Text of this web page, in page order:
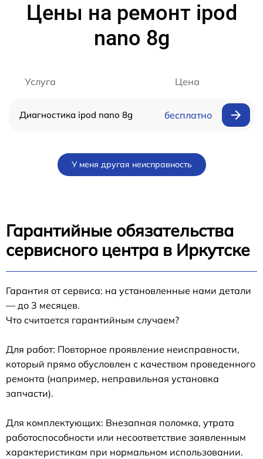
Цены на ремонт ipod
nano 8g
Услуга Цена
Диагностика ipod nano 8g бесплатно
У меня другая неисправность
Гарантийные обязательства
сервисного центра в Иркутске
Гарантия от сервиса: на установленные нами детали
— до 3 месяцев.
Что считается гарантийным случаем?
Для работ: Повторное проявление неисправности,
который прямо обусловлен с качеством проведенного
ремонта (например, неправильная установка
запчасти).
Для комплектующих: Внезапная поломка, утрата
работоспособности или несоответствие заявленным
характеристикам при нормальном использовании.